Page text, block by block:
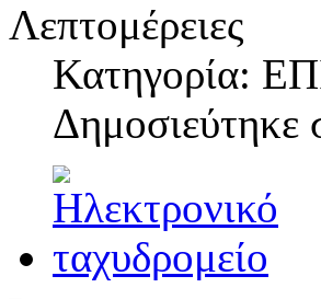
Λεπτομέρειες
Κατηγορία:
Δημοσιεύτηκε